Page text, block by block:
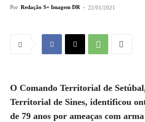
Por Redação S+ Imagem DR - 22/01/2021
O Comando Territorial de
Territorial de Sines, identificou
de 79 anos por ameaças com